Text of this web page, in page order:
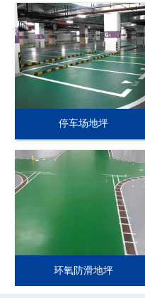
停车场地坪
环氧防滑地坪